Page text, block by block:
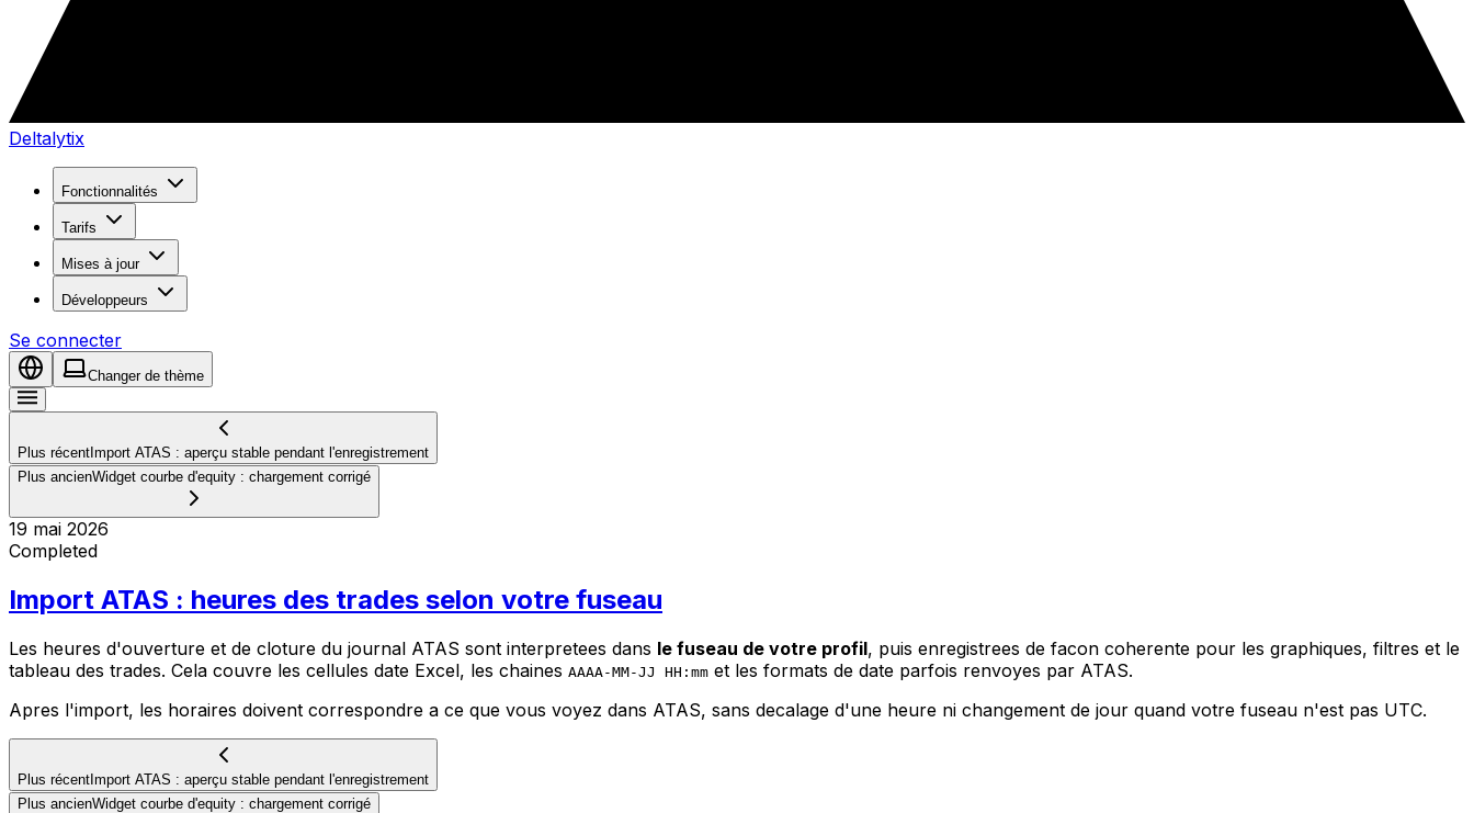
Deltalytix
Fonctionnalités
Tarifs
Mises à jour
Développeurs
Se connecter
Changer de thème
Plus récent Import ATAS : aperçu stable pendant l'enregistrement
Plus ancienWidget courbe d'equity : chargement corrigé
19 mai 2026
Completed
Import ATAS : heures des trades selon votre fuseau
Les heures d'ouverture et de cloture du journal ATAS sont interpretees dans le fuseau de votre profil, puis enregistrees de facon coherente pour les graphiques, filtres et le
tableau des trades. Cela couvre les cellules date Excel, les chaines AAAA-MM-JJ HH:mm et les formats de date parfois renvoyes par ATAS.
Apres l'import, les horaires doivent correspondre a ce que vous voyez dans ATAS, sans decalage d'une heure ni changement de jour quand votre fuseau n'est pas UTC.
Plus récent Import ATAS : aperçu stable pendant l'enregistrement
Plus ancienWidget courbe d'equity : chargement corrigé